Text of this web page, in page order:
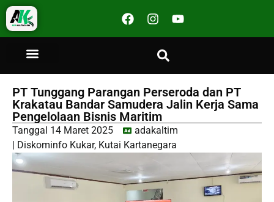
PT Tunggang Parangan Perseroda dan PT
Krakatau Bandar Samudera Jalin Kerja Sama
Pengelolaan Bisnis Maritim
Tanggal 14 Maret 2025
adakaltim
Diskominfo Kukar, Kutai Kartanegara